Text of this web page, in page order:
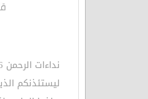
ليستئذنكم